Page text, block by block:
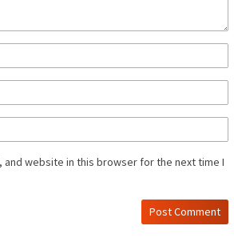
and website in this browser for the next time I